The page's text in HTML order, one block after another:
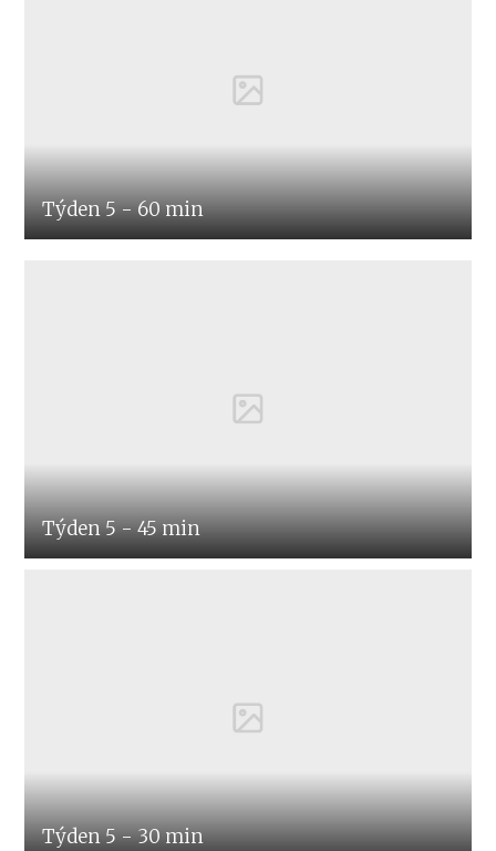
Týden 5 - 60 min
Týden 5 - 45 min
Týden 5 - 30 min